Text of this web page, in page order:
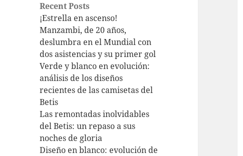
Recent Posts
¡Estrella en ascenso!
Manzambi, de 20 años,
deslumbra en el Mundial con
dos asistencias y su primer gol
Verde y blanco en evolución:
análisis de los diseños
recientes de las camisetas del
Betis
Las remontadas inolvidables
del Betis: un repaso a sus
noches de gloria
Diseño en blanco: evolución de